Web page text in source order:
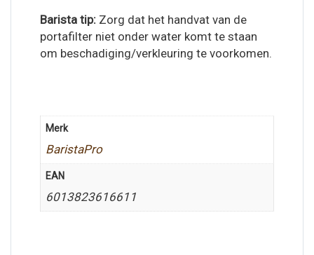
Barista tip: Zorg dat het handvat van de
portafilter niet onder water komt te staan
om beschadiging/verkleuring te voorkomen.
Merk
BaristaPro
EAN
6013823616611